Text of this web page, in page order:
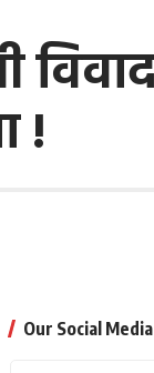
!
Our Social Media